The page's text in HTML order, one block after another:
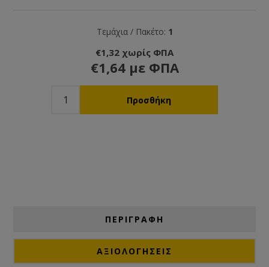
Τεμάχια / Πακέτο: 1
€1,32 χωρίς ΦΠΑ
€1,64 με ΦΠΑ
ΠΕΡΙΓΡΑΦΗ
ΑΞΙΟΛΟΓΉΣΕΙΣ